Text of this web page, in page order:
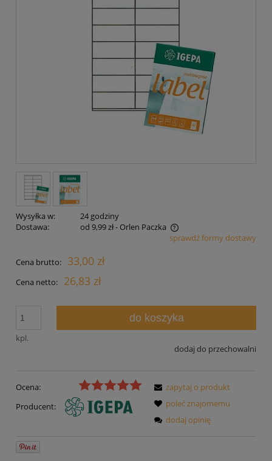
Wysyłka w:
24 godziny
Dostawa:
od 9,99 zł- Orlen Paczka
Cena nie zawiera ewentualnych kosztów płatnościsprawdź formy dostawy
Cena brutto: 33,00 zł
Cena netto: 26,83 zł
kpl.
do koszyka
dodaj do przechowalni
Ocena:
Producent:
zapytaj o produkt
poleć znajomemu
dodaj opinię